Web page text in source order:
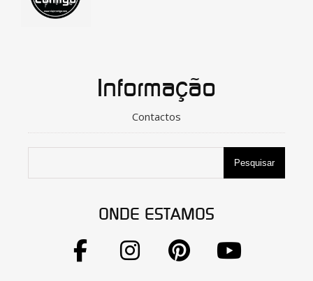
Informação
Contactos
Pesquisar
ONDE ESTAMOS